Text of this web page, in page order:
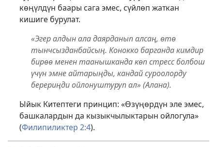
көңүлдүн баары сага эмес, сүйлөп жаткан
кишиге бурулат.
«Эгер алдын ала даярданып алсаң, өтө
тынчсызданбайсың. Конокко барганда кимдир
бирөө менен таанышканда көп стресс болбош
үчүн эмне айтарыңды, кандай суроолорду
берериңди ойлонуштуруп ал» (Алана).
Ыйык Китептеги принцип: «Өзүңөрдүн эле эмес,
башкалардын да кызыкчылыктарын ойлогула»
(Филипиликтер 2:4).